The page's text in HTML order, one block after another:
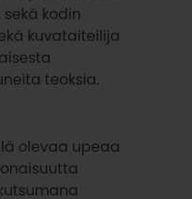
kodin
kuvataiteilija
teoksia.
olevaa upeaa